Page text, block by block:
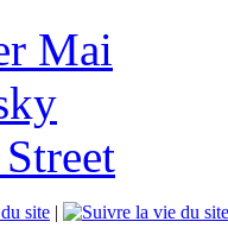
Mai
site |